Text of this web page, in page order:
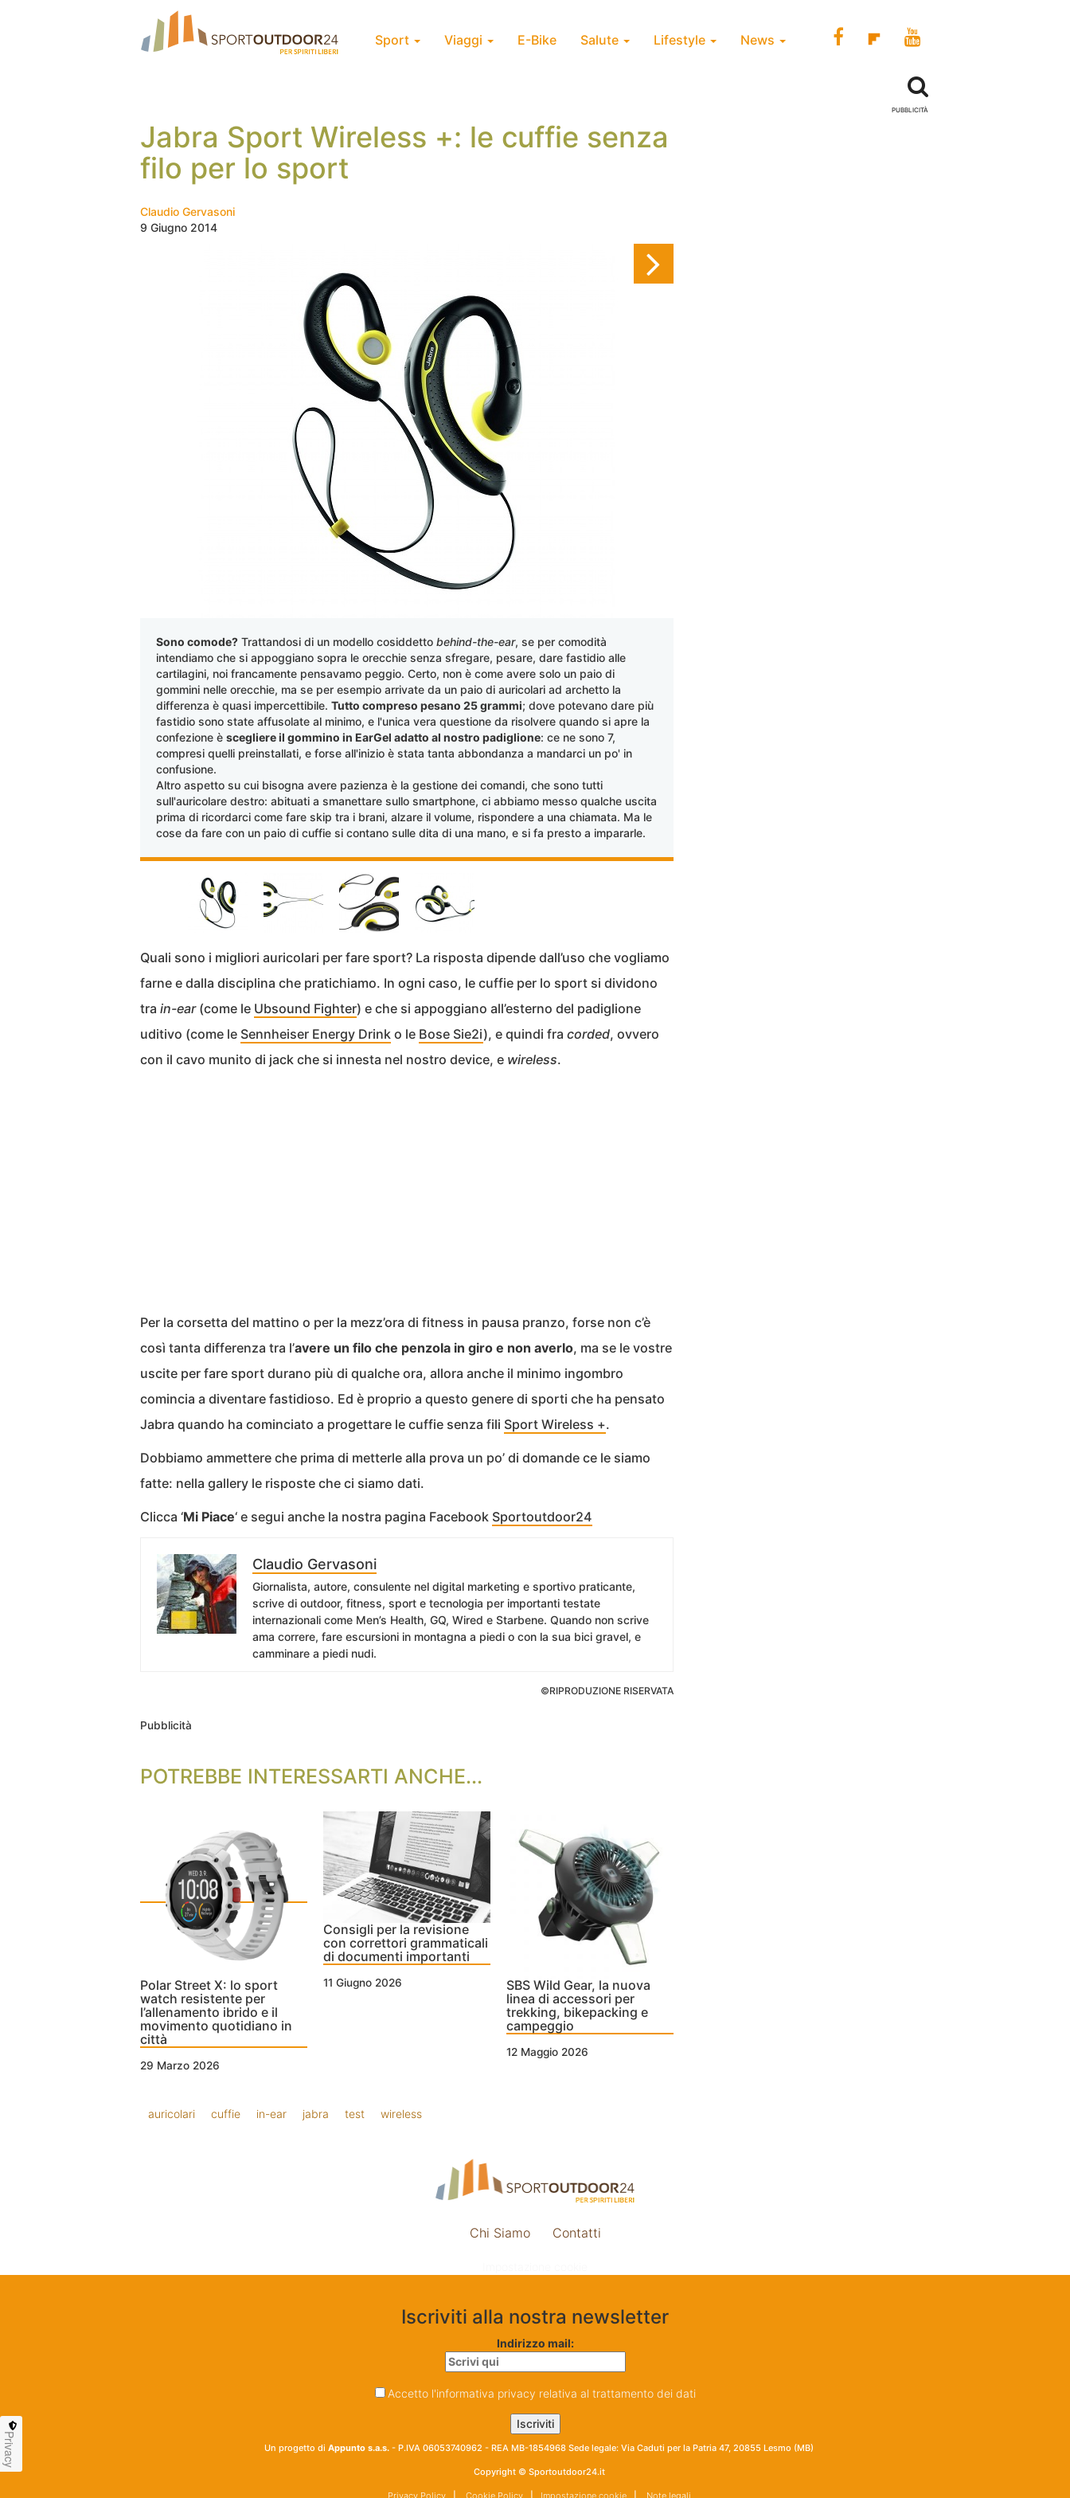
Sport Viaggi E-Bike Salute Lifestyle News
Jabra Sport Wireless +: le cuffie senza
filo per lo sport
Claudio Gervasoni
9 Giugno 2014
Sono comode? Trattandosi di un modello cosiddetto behind-the-ear, se per comodità
intendiamo che si appoggiano sopra le orecchie senza sfregare, pesare, dare fastidio alle
cartilagini, noi francamente pensavamo peggio. Certo, non è come avere solo un paio di
gommini nelle orecchie, ma se per esempio arrivate da un paio di auricolari ad archetto la
differenza è quasi impercettibile. Tutto compreso pesano 25 grammi; dove potevano dare più
fastidio sono state affusolate al minimo, e l'unica vera questione da risolvere quando si apre la
confezione è scegliere il gommino in EarGel adatto al nostro padiglione: ce ne sono 7,
compresi quelli preinstallati, e forse all'inizio è stata tanta abbondanza a mandarci un po' in
confusione.
Altro aspetto su cui bisogna avere pazienza è la gestione dei comandi, che sono tutti
sull'auricolare destro: abituati a smanettare sullo smartphone, ci abbiamo messo qualche uscita
prima di ricordarci come fare skip tra i brani, alzare il volume, rispondere a una chiamata. Ma le
cose da fare con un paio di cuffie si contano sulle dita di una mano, e si fa presto a impararle.
Quali sono i migliori auricolari per fare sport? La risposta dipende dall’uso che vogliamo
farne e dalla disciplina che pratichiamo. In ogni caso, le cuffie per lo sport si dividono
tra in-ear(come le Ubsound Fighter) e che si appoggiano all’esterno del padiglione
uditivo (come le Sennheiser Energy Drink o le Bose Sie2i), e quindi fra corded, ovvero
con il cavo munito di jack che si innesta nel nostro device, e wireless.
Per la corsetta del mattino o per la mezz’ora di fitness in pausa pranzo, forse non c’è
così tanta differenza tra l’avere un filo che penzola in giro e non averlo, ma se le vostre
uscite per fare sport durano più di qualche ora, allora anche il minimo ingombro
comincia a diventare fastidioso. Ed è proprio a questo genere di sporti che ha pensato
Jabra quando ha cominciato a progettare le cuffie senza fili Sport Wireless +.
Dobbiamo ammettere che prima di metterle alla prova un po’ di domande ce le siamo
fatte: nella gallery le risposte che ci siamo dati.
Clicca ‘Mi Piace‘ e segui anche la nostra pagina Facebook Sportoutdoor24
Claudio Gervasoni
Giornalista, autore, consulente nel digital marketing e sportivo praticante,
scrive di outdoor, fitness, sport e tecnologia per importanti testate
internazionali come Men’s Health, GQ, Wired e Starbene. Quando non scrive
ama correre, fare escursioni in montagna a piedi o con la sua bici gravel, e
camminare a piedi nudi.
©RIPRODUZIONE RISERVATA
Pubblicità
POTREBBE INTERESSARTI ANCHE...
Polar Street X: lo sport
watch resistente per
l’allenamento ibrido e il
movimento quotidiano in
città
29 Marzo 2026
Consigli per la revisione
con correttori grammaticali
di documenti importanti
11 Giugno 2026
SBS Wild Gear, la nuova
linea di accessori per
trekking, bikepacking e
campeggio
12 Maggio 2026
auricolari cuffie in-ear jabra test wireless
PUBBLICITÀ
Chi Siamo Contatti
Iscriviti alla nostra newsletter
Indirizzo mail:
Accetto l'informativa privacy relativa al trattamento dei dati
Un progetto di Appunto s.a.s. - P.IVA 06053740962 - REA MB-1854968 Sede legale: Via Caduti per la Patria 47, 20855 Lesmo (MB)
Copyright © Sportoutdoor24.it
Privacy Policy| Cookie Policy| Impostazione cookie| Note legali
Privacy